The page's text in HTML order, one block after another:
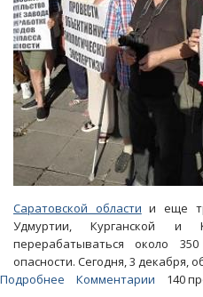
Саратовской области и еще
Удмуртии, Курганской и
перерабатываться около
опасности. Сегодня, 3 декабря,
Подробнее
Комментарии 140